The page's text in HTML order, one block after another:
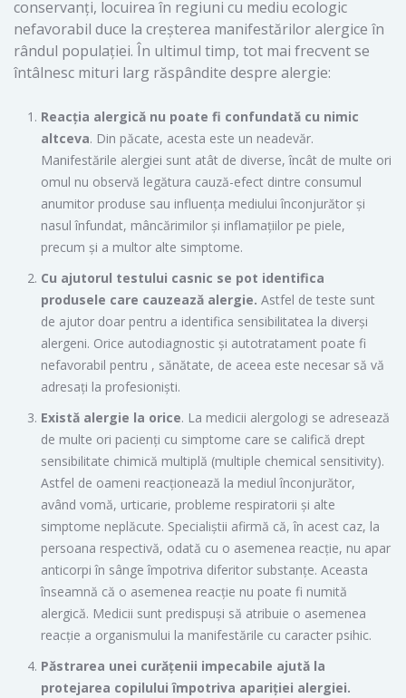
conservanți, locuirea în regiuni cu mediu ecologic
nefavorabil duce la creșterea manifestărilor alergice în
rândul populației. În ultimul timp, tot mai frecvent se
întâlnesc mituri larg răspândite despre alergie:
Reacția alergică nu poate fi confundată cu nimic
altceva. Din păcate, acesta este un neadevăr.
Manifestările alergiei sunt atât de diverse, încât de multe ori
omul nu observă legătura cauză-efect dintre consumul
anumitor produse sau influența mediului înconjurător și
nasul înfundat, mâncărimilor și inflamațiilor pe piele,
precum și a multor alte simptome.
Cu ajutorul testului casnic se pot identifica
produsele care cauzează alergie. Astfel de teste sunt
de ajutor doar pentru a identifica sensibilitatea la diverși
alergeni. Orice autodiagnostic și autotratament poate fi
nefavorabil pentru , sănătate, de aceea este necesar să vă
adresați la profesioniști.
Există alergie la orice. La medicii alergologi se adresează
de multe ori pacienți cu simptome care se califică drept
sensibilitate chimică multiplă (multiple chemical sensitivity).
Astfel de oameni reacționează la mediul înconjurător,
având vomă, urticarie, probleme respiratorii și alte
simptome neplăcute. Specialiștii afirmă că, în acest caz, la
persoana respectivă, odată cu o asemenea reacție, nu apar
anticorpi în sânge împotriva diferitor substanțe. Aceasta
înseamnă că o asemenea reacție nu poate fi numită
alergică. Medicii sunt predispuși să atribuie o asemenea
reacție a organismului la manifestările cu caracter psihic.
Păstrarea unei curățenii impecabile ajută la
protejarea copilului împotriva apariției alergiei.